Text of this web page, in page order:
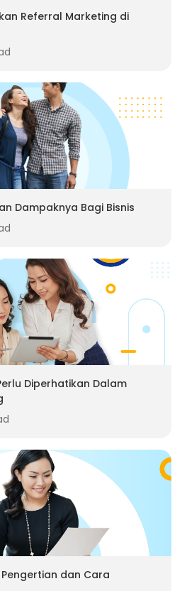
Referral Marketing di
Dampaknya Bagi Bisnis
Diperhatikan Dalam
dan Cara